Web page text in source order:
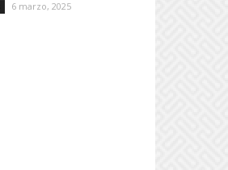
6 marzo, 2025